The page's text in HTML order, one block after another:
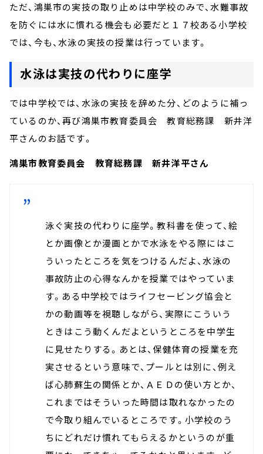
ただ、鴻巣市の実技の取り止めは中学校のみで、水難事故
を防ぐには水に慣れる機会も必要だと１７校ある小学校
では、今も、水泳の実技の授業は行っています。
水泳は実技の代わりに座学
では中学校では、水泳の実技を辞めた分、どのように補っ
ているのか、再び鴻巣市教育委員会 教育総務課 新井洋
平さんのお話です。
鴻巣市教育委員会 教育総務課 新井洋平さん
泳ぐ実技の代わりに座学。教科書を使って、絵
とか画像とか漫画とかで水泳をやる際にはこ
ういったところを気をつけるんだよ、水泳の
事故防止の心得なんかを授業ではやっていま
す。ある中学校ではライフセービング協会と
かの動画等を視聴しながら、実際にこういう
ときはこう動くんだよというところを中学生
に見せたりする。あとは、保健体育の授業を充
実させるという意味で、プールとは別に、例え
ば心肺蘇生の関係とか、ＡＥＤの使い方とか、
これまではそういった時間は取れなかったの
で今取り組んでいるところです。小学校のう
ちにどれだけ慣れてもらえるかというのが重